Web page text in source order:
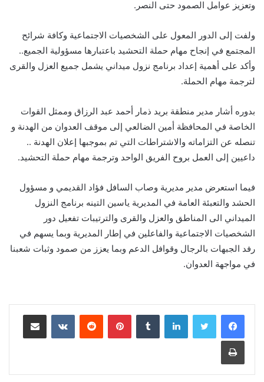
وتعزيز عوامل الصمود حتى النصر.
ولفت إلى الدور المعول على الشخصيات الاجتماعية وكافة شرائح
المجتمع في إنجاح مهام حملة التحشيد باعتبارها مسؤولية الجميع..
وأكد على أهمية إعداد برنامج نزول ميداني يشمل جميع العزل والقرى
لترجمة مهام الحملة.
بدوره أشار مدير منطقة بريد ذمار أحمد عبد الرزاق وممثل القوات
الخاصة في المحافظة أمين الضالعي إلى موقف العدوان من الهدنة و
تنصله عن التزاماته والاشتراطات التي تم بموجبها إعلان الهدنة ..
داعيين إلى العمل بروح الفريق الواحد وترجمة مهام حملة التحشيد.
فيما استعرض مدير مديرية وصاب السافل فؤاد القديمي و مسؤول
الحشد والتعبئة العامة في المديرية ياسين التينه برنامج النزول
الميداني الى المناطق والعزل والقرى والترتيبات تفعيل دور
الشخصيات الاجتماعية والفاعلين في إطار المديرية وبما يسهم في
رفد الجبهات بالرجال وقوافل الدعم وبما يعزز من صمود وثبات شعبنا
في مواجهة العدوان.
لينكدإن بينتيريست